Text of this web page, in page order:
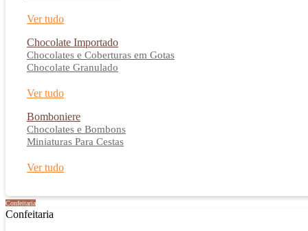
Ver tudo
Chocolate Importado
Chocolates e Coberturas em Gotas
Chocolate Granulado
Ver tudo
Bomboniere
Chocolates e Bombons
Miniaturas Para Cestas
Ver tudo
Confeitaria
Confeitaria